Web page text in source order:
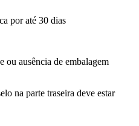
por até 30 dias
ou ausência de embalagem
na parte traseira deve estar